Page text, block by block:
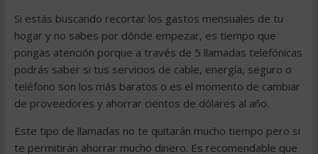
Si estás buscando recortar los gastos mensuales de tu
hogar y no sabes por dónde empezar, es tiempo que
pongas atención porque a través de 5 llamadas telefónicas
podrás saber si tus servicios de cable, energía, seguro o
teléfono son los más baratos o es el momento de cambiar
de proveedores y ahorrar cientos de dólares al año.
Este tipo de llamadas no te quitarán mucho tiempo pero si
te permitirán ahorrar mucho dinero. Es recomendable que